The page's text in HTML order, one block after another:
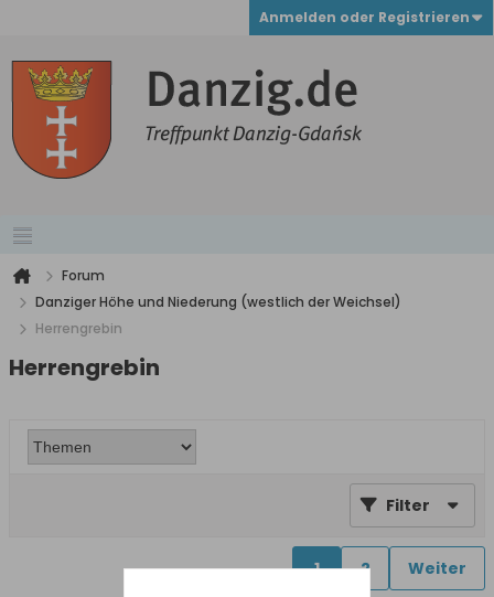
Anmelden oder Registrieren
Forum
Danziger Höhe und Niederung (westlich der Weichsel)
Herrengrebin
Herrengrebin
Filter
1 2 Weiter